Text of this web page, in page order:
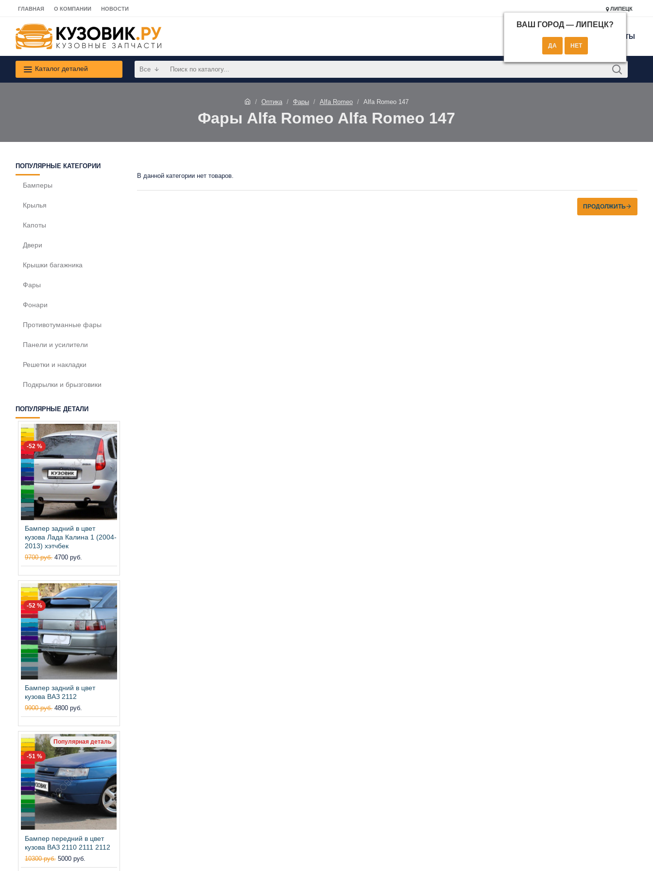
ГЛАВНАЯ О КОМПАНИИ НОВОСТИ ЛИПЕЦК
ВАШ ГОРОД — ЛИПЕЦК?
КОНТАКТЫ
Каталог деталей Все
Оптика Фары Alfa Romeo Alfa Romeo 147
Фары Alfa Romeo Alfa Romeo 147
ПОПУЛЯРНЫЕ КАТЕГОРИИ
Бамперы
Крылья
Капоты
Двери
Крышки багажника
Фары
Фонари
Противотуманные фары
Панели и усилители
Решетки и накладки
Подкрылки и брызговики
ПОПУЛЯРНЫЕ ДЕТАЛИ
-52 %
Бампер задний в цвет
кузова Лада Калина 1 (2004-
2013) хэтчбек
9700 руб. 4700 руб.
-52 %
Бампер задний в цвет
кузова ВАЗ 2112
9900 руб. 4800 руб.
Популярная деталь
-51 %
Бампер передний в цвет
кузова ВАЗ 2110 2111 2112
10300 руб. 5000 руб.
В данной категории нет товаров.
ПРОДОЛЖИТЬ